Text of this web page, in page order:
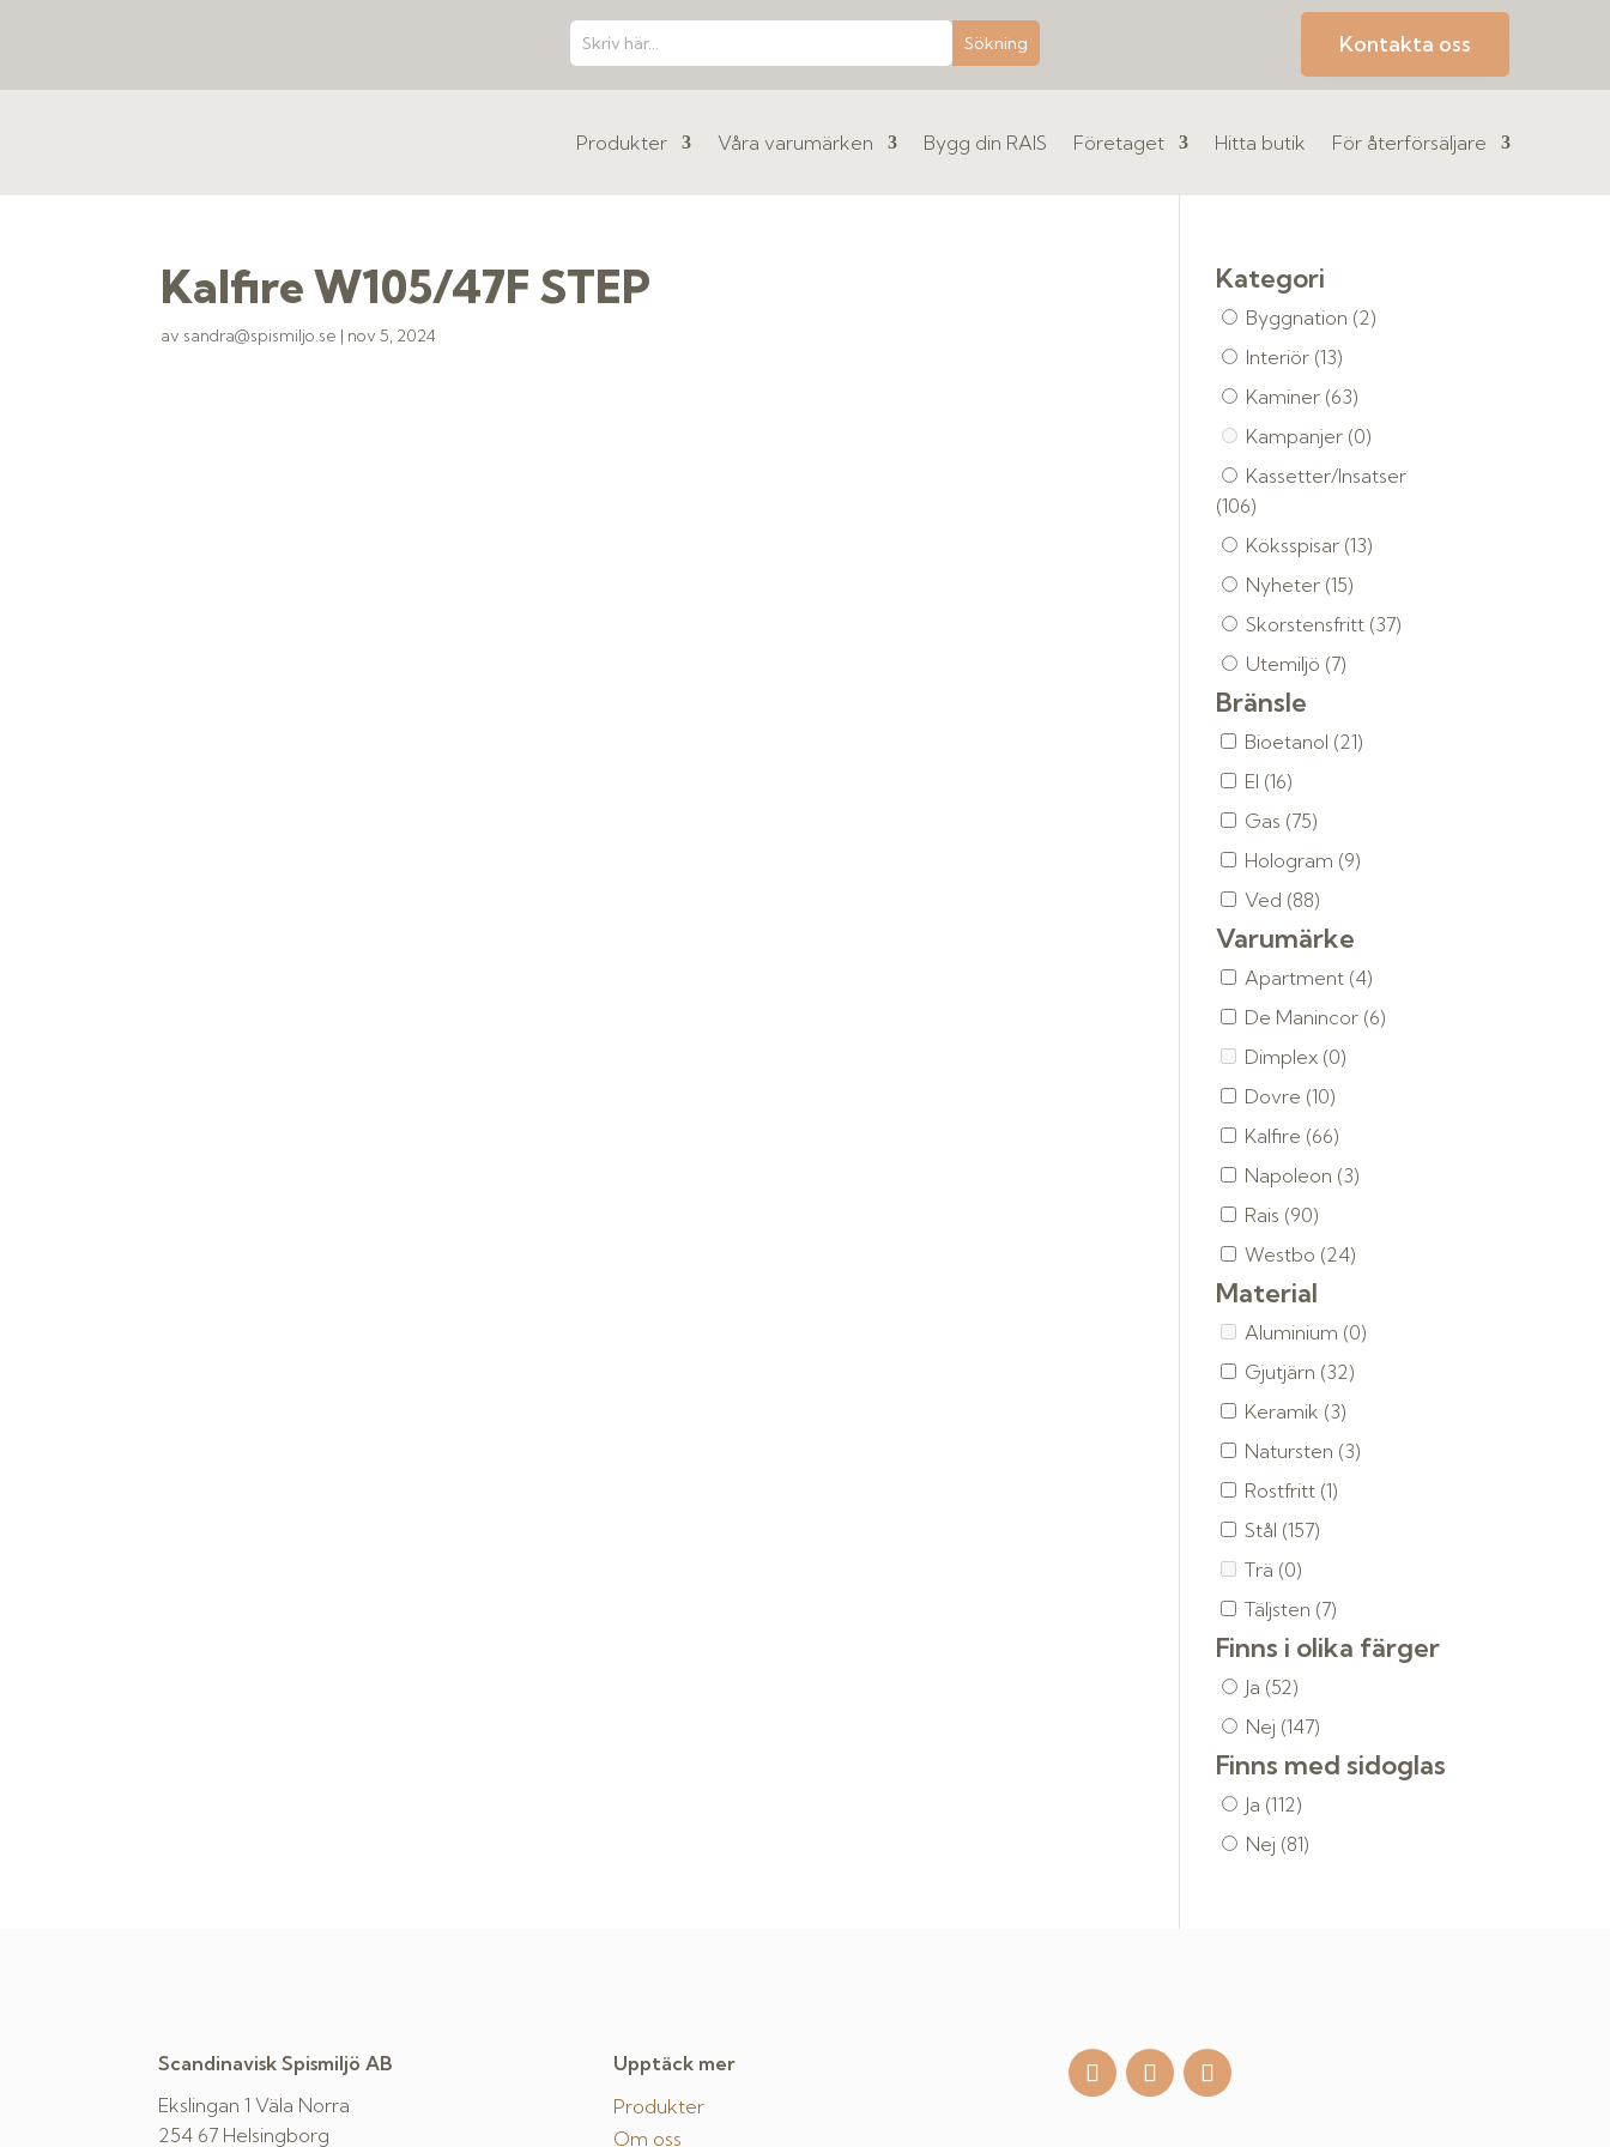
Kontakta oss
Produkter Våra varumärken Bygg din RAIS Företaget Hitta butik För återförsäljare
Kalfire W105/47F STEP
av sandra@spismiljo.se | nov 5, 2024
Kategori
Byggnation (2)
Interiör (13)
Kaminer (63)
Kampanjer (0)
Kassetter/Insatser
(106)
Köksspisar (13)
Nyheter (15)
Skorstensfritt (37)
Utemiljö (7)
Bränsle
Bioetanol (21)
El (16)
Gas (75)
Hologram (9)
Ved (88)
Varumärke
Apartment (4)
De Manincor (6)
Dimplex (0)
Dovre (10)
Kalfire (66)
Napoleon (3)
Rais (90)
Westbo (24)
Material
Aluminium (0)
Gjutjärn (32)
Keramik (3)
Natursten (3)
Rostfritt (1)
Stål (157)
Trä (0)
Täljsten (7)
Finns i olika färger
Ja (52)
Nej (147)
Finns med sidoglas
Ja (112)
Nej (81)
Scandinavisk Spismiljö AB
Ekslingan 1 Väla Norra
254 67 Helsingborg
Upptäck mer
Produkter
Om oss